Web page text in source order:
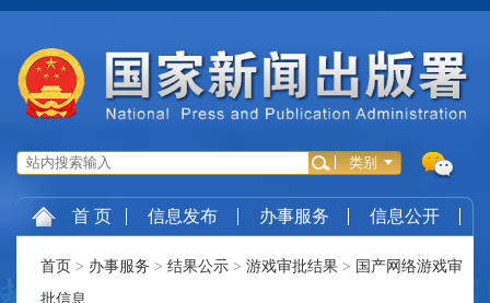
首 页 信息发布 办事服务 信息公开
首页 > 办事服务 > 结果公示 > 游戏审批结果 > 国产网络游戏审
批信息